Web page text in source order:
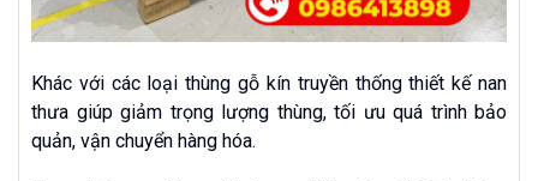
Khác với các loại thùng gỗ kín truyền thống thiết kế nan
thưa giúp giảm trọng lượng thùng, tối ưu quá trình bảo
quản, vận chuyển hàng hóa.